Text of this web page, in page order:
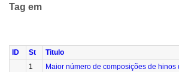
Tag em
ID St
Titulo
1
Maior número de composições de hinos